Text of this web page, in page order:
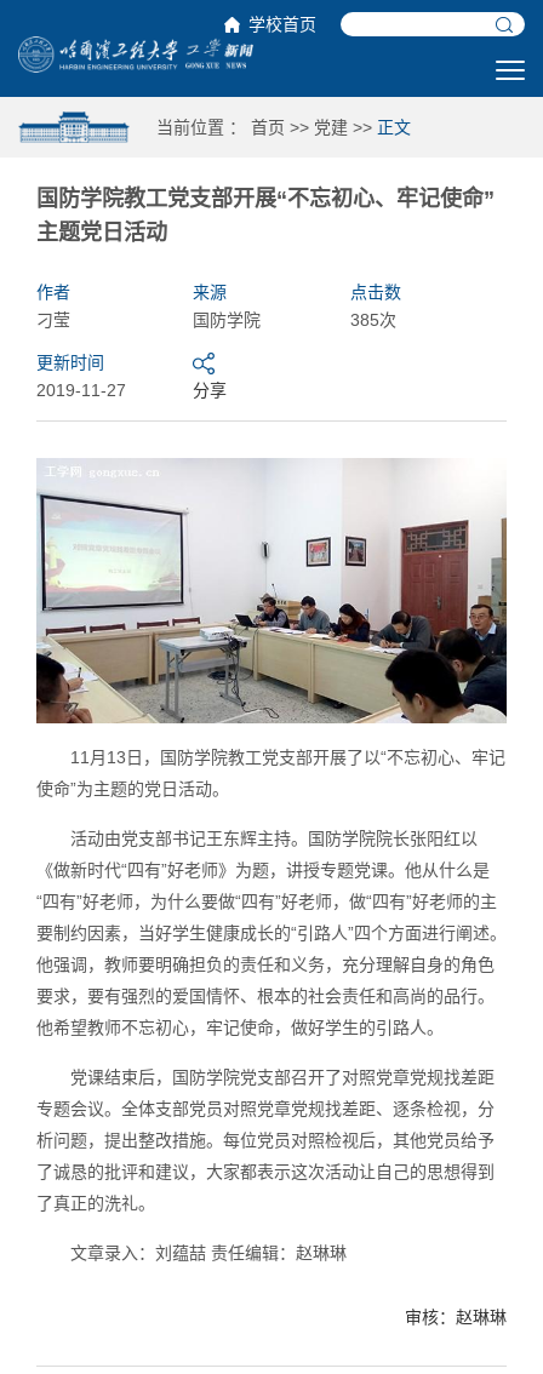
学校首页
当前位置 ： 首页 >> 党建 >> 正文
国防学院教工党支部开展“不忘初心、牢记使命”
主题党日活动
作者
刁莹
来源
国防学院
点击数
385次
更新时间
2019-11-27
分享
11月13日，国防学院教工党支部开展了以“不忘初心、牢记
使命”为主题的党日活动。
活动由党支部书记王东辉主持。国防学院院长张阳红以
《做新时代“四有”好老师》为题，讲授专题党课。他从什么是
“四有”好老师，为什么要做“四有”好老师，做“四有”好老师的主
要制约因素，当好学生健康成长的“引路人”四个方面进行阐述。
他强调，教师要明确担负的责任和义务，充分理解自身的角色
要求，要有强烈的爱国情怀、根本的社会责任和高尚的品行。
他希望教师不忘初心，牢记使命，做好学生的引路人。
党课结束后，国防学院党支部召开了对照党章党规找差距
专题会议。全体支部党员对照党章党规找差距、逐条检视，分
析问题，提出整改措施。每位党员对照检视后，其他党员给予
了诚恳的批评和建议，大家都表示这次活动让自己的思想得到
了真正的洗礼。
文章录入：刘蕴喆 责任编辑：赵琳琳
审核：赵琳琳